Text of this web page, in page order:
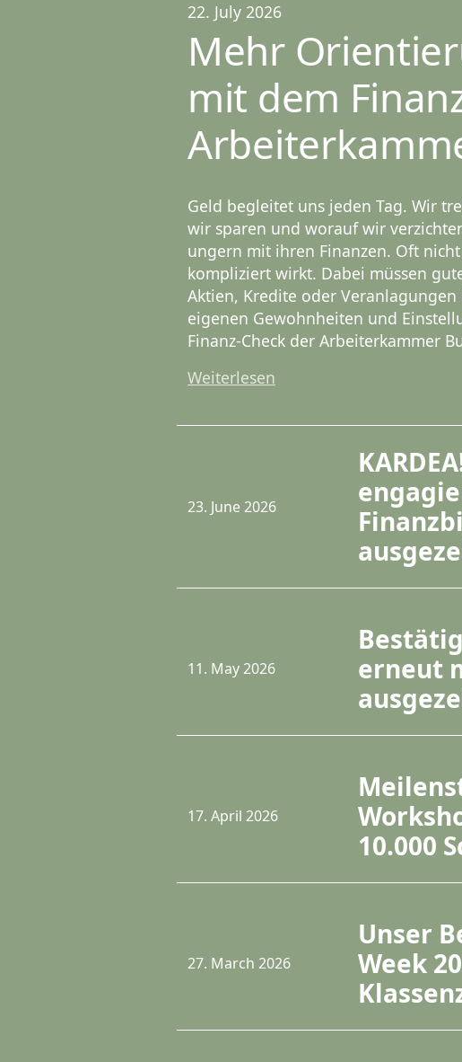
22. July 2026
Mehr
mit dem
Geld begleitet uns jeden Tag. Wir
wir sparen und worauf wir
ungern mit ihren Finanzen. Oft
kompliziert wirkt. Dabei müssen
Aktien, Kredite oder
eigenen Gewohnheiten und
Finanz-Check der Arbeiterkammer
Weiterlesen
23. June 2026
11. May 2026
erneut
17. April 2026
10.000
27. March 2026
Unser
Week